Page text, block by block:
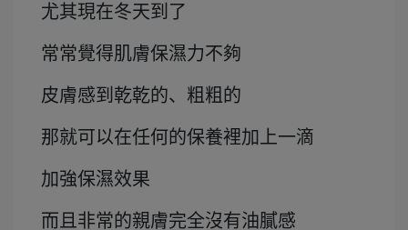
尤其現在冬天到了
常常覺得肌膚保濕力不夠
皮膚感到乾乾的、粗粗的
那就可以在任何的保養裡加上一滴
加強保濕效果
而且非常的親膚完全沒有油膩感